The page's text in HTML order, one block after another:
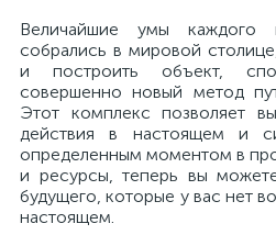
Величайшие умы каждого
собрались в мировой
и построить объект,
совершенно новый метод
Этот комплекс позволяет
действия в настоящем и
определенным моментом в
и ресурсы, теперь вы
будущего, которые у вас нет
настоящем.